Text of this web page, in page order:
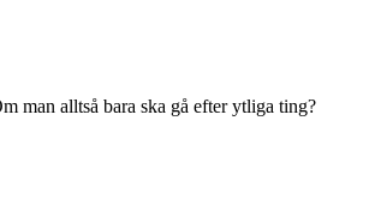
man alltså bara ska gå efter ytliga ting?